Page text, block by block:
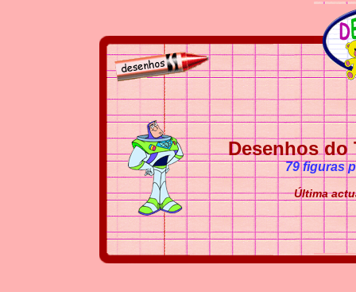
Desenhos do
79 figuras
Última